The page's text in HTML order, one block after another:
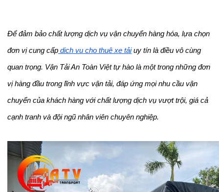
Để đảm bảo chất lượng dịch vụ vận chuyển hàng hóa, lựa chọn
đơn vị cung cấp dịch vụ cho thuê xe tải uy tín là điều vô cùng
quan trọng. Vận Tải An Toàn Việt tự hào là một trong những đơn
vị hàng đầu trong lĩnh vực vận tải, đáp ứng mọi nhu cầu vận
chuyển của khách hàng với chất lượng dịch vụ vượt trội, giá cả
cạnh tranh và đội ngũ nhân viên chuyên nghiệp.